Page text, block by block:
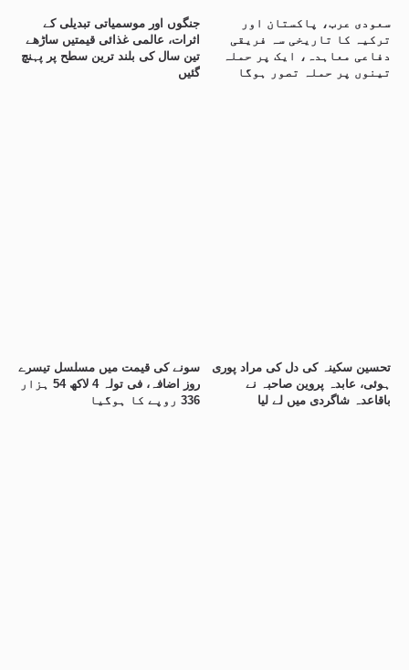
جنگوں اور موسمیاتی تبدیلی کے
اثرات، عالمی غذائی قیمتیں ساڑھے
تین سال کی بلند ترین سطح پر پہنچ
گئیں
سعودی عرب، پاکستان اور
ترکیہ کا تاریخی سہ فریقی
دفاعی معاہدہ، ایک پر حملہ
تینوں پر حملہ تصور ہوگا
سونے کی قیمت میں مسلسل تیسرے
روز اضافہ، فی تولہ 4 لاکھ 54 ہزار
336 روپے کا ہوگیا
تحسین سکینہ کی دل کی مراد پوری
ہوئی، عابدہ پروین صاحبہ نے
باقاعدہ شاگردی میں لے لیا